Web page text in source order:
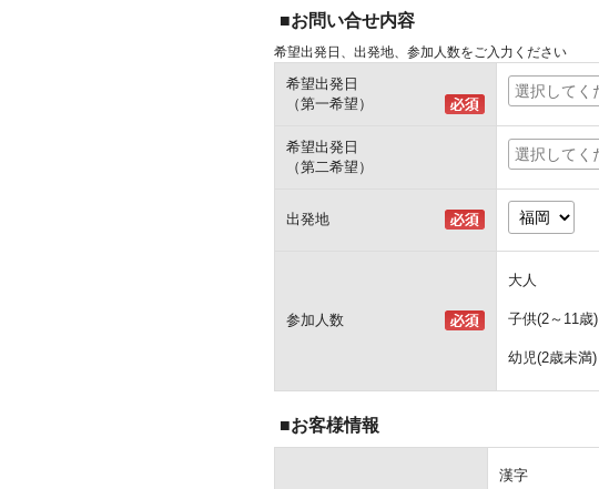
■お問い合せ内容
希望出発日、出発地、参加人数をご入力ください
希望出発日
（第一希望）
希望出発日
（第二希望）
出発地
参加人数
大人
子供(2～11歳)
幼児(2歳未満)
■お客様情報
漢字